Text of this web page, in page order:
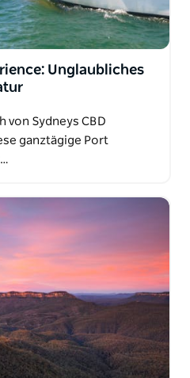
Unglaubliches
von Sydneys CBD
ganztägige Port